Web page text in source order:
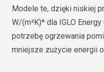
Modele te, dzięki niskiej
W/(m²K)* dla IGLO
potrzebę ogrzewania
mniejsze zużycie energii